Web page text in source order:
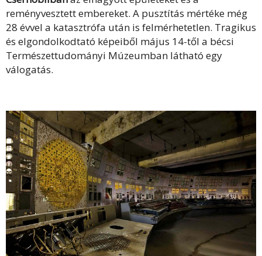
reményvesztett embereket. A pusztítás mértéke még
28 évvel a katasztrófa után is felmérhetetlen. Tragikus
és elgondolkodtató képeiből május 14-től a bécsi
Természettudományi Múzeumban látható egy
válogatás.